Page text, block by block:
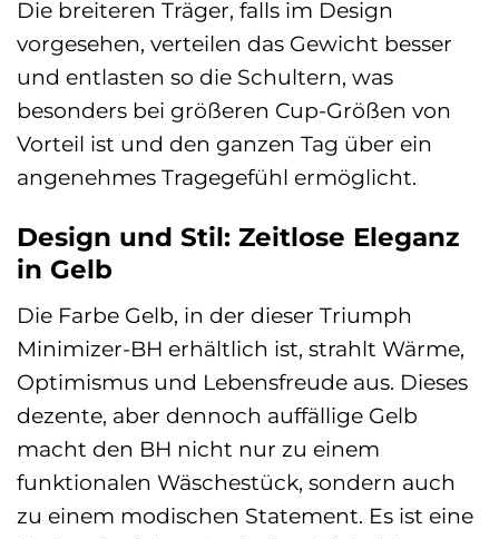
Die breiteren Träger, falls im Design
vorgesehen, verteilen das Gewicht besser
und entlasten so die Schultern, was
besonders bei größeren Cup-Größen von
Vorteil ist und den ganzen Tag über ein
angenehmes Tragegefühl ermöglicht.
Design und Stil: Zeitlose Eleganz
in Gelb
Die Farbe Gelb, in der dieser Triumph
Minimizer-BH erhältlich ist, strahlt Wärme,
Optimismus und Lebensfreude aus. Dieses
dezente, aber dennoch auffällige Gelb
macht den BH nicht nur zu einem
funktionalen Wäschestück, sondern auch
zu einem modischen Statement. Es ist eine